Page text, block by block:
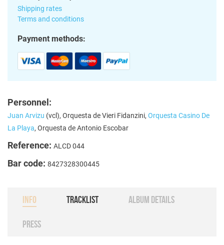
Shipping rates
Terms and conditions
Payment methods:
Personnel:
Juan Arvizu (vcl), Orquesta de Vieri Fidanzini, Orquesta Casino De
La Playa, Orquesta de Antonio Escobar
Reference: ALCD 044
Bar code: 8427328300445
INFO TRACKLIST ALBUM DETAILS
PRESS